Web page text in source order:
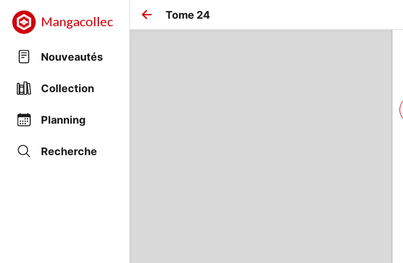
Mangacollec
Nouveautés
Collection
Planning
Recherche
Tome 24